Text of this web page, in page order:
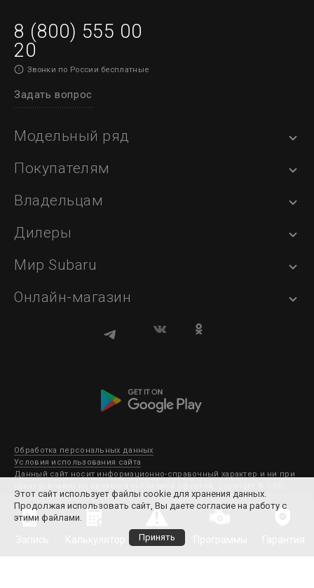
Отзывы
8 (800) 555 00
20
Звонки по России бесплатные
Задать вопрос
Модельный ряд
Покупателям
Владельцам
Дилеры
Мир Subaru
Онлайн-магазин
Обработка персональных данных
Условия использования сайта
Данный сайт носит информационно-справочный характер и ни при
Субару Мотор 2003-2026. Все права защищены.
Этот сайт использует файлы cookie для хранения данных.
Продолжая использовать сайт, Вы даете согласие на работу с
этими файлами.
Принять